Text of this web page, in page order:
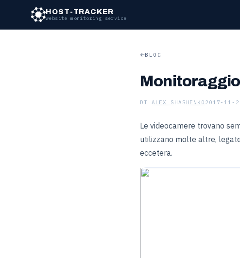
HOST-TRACKER
website monitoring service
BLOG
DI ALEX SHASHENKO 2017-11-
Le videocamere trovano
utilizzano molte altre,
eccetera.